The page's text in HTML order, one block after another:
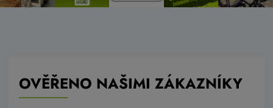
OVĚŘENO NAŠIMI ZÁKAZNÍKY